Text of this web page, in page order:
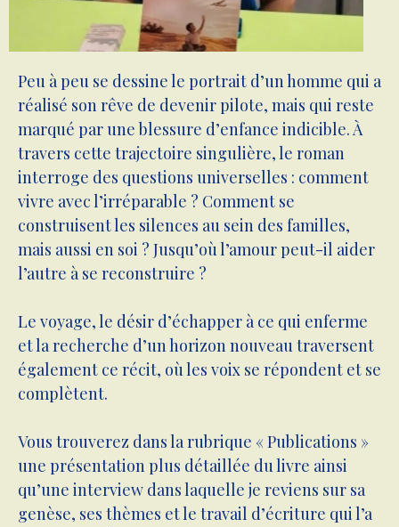
Peu à peu se dessine le portrait d’un homme qui a
réalisé son rêve de devenir pilote, mais qui reste
marqué par une blessure d’enfance indicible. À
travers cette trajectoire singulière, le roman
interroge des questions universelles : comment
vivre avec l’irréparable ? Comment se
construisent les silences au sein des familles,
mais aussi en soi ? Jusqu’où l’amour peut-il aider
l’autre à se reconstruire ?
Le voyage, le désir d’échapper à ce qui enferme
et la recherche d’un horizon nouveau traversent
également ce récit, où les voix se répondent et se
complètent.
Vous trouverez dans la rubrique « Publications »
une présentation plus détaillée du livre ainsi
qu’une interview dans laquelle je reviens sur sa
genèse, ses thèmes et le travail d’écriture qui l’a